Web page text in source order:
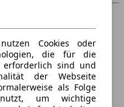
Cookies oder
die für die
erforderlich sind und
der Webseite
als Folge
um wichtige